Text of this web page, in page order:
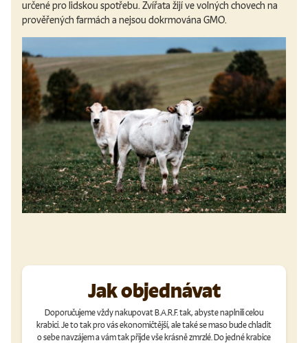
určené pro lidskou spotřebu. Zvířata žijí ve volných chovech na
prověřených farmách a nejsou dokrmována GMO.
Jak objednávat
Doporučujeme vždy nakupovat B.A.R.F. tak, abyste naplnili celou
krabici. Je to tak pro vás ekonomičtější, ale také se maso bude chladit
o sebe navzájem a vám tak přijde vše krásně zmrzlé. Do jedné krabice